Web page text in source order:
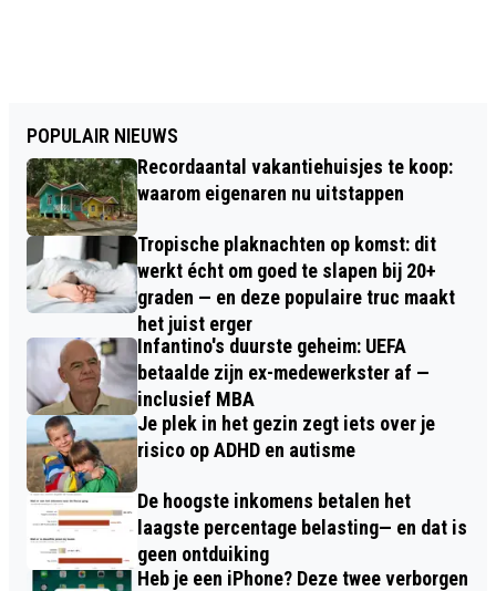
POPULAIR NIEUWS
Recordaantal vakantiehuisjes te koop:
waarom eigenaren nu uitstappen
Tropische plaknachten op komst: dit
werkt écht om goed te slapen bij 20+
graden — en deze populaire truc maakt
het juist erger
Infantino's duurste geheim: UEFA
betaalde zijn ex-medewerkster af —
inclusief MBA
Je plek in het gezin zegt iets over je
risico op ADHD en autisme
De hoogste inkomens betalen het
laagste percentage belasting— en dat is
geen ontduiking
Heb je een iPhone? Deze twee verborgen